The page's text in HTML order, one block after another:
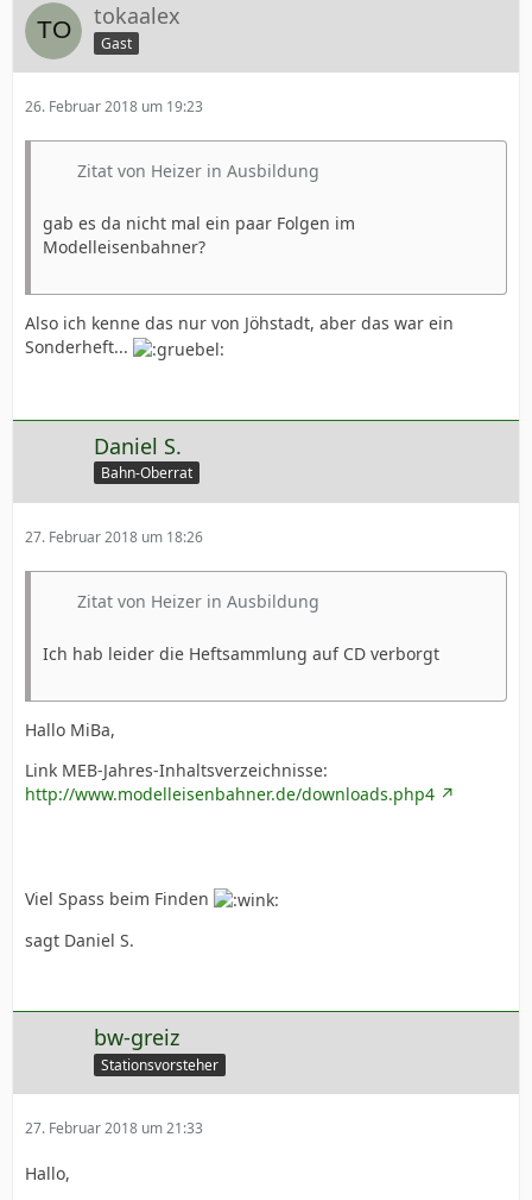
tokaalex
Gast
26. Februar 2018 um 19:23
Zitat von Heizer in Ausbildung
gab es da nicht mal ein paar Folgen im
Modelleisenbahner?
Also ich kenne das nur von Jöhstadt, aber das war ein
Sonderheft...
Daniel S.
Bahn-Oberrat
27. Februar 2018 um 18:26
Zitat von Heizer in Ausbildung
Ich hab leider die Heftsammlung auf CD verborgt
Hallo MiBa,
Link MEB-Jahres-Inhaltsverzeichnisse:
http://www.modelleisenbahner.de/downloads.php4
Viel Spass beim Finden
sagt Daniel S.
bw-greiz
Stationsvorsteher
27. Februar 2018 um 21:33
Hallo,